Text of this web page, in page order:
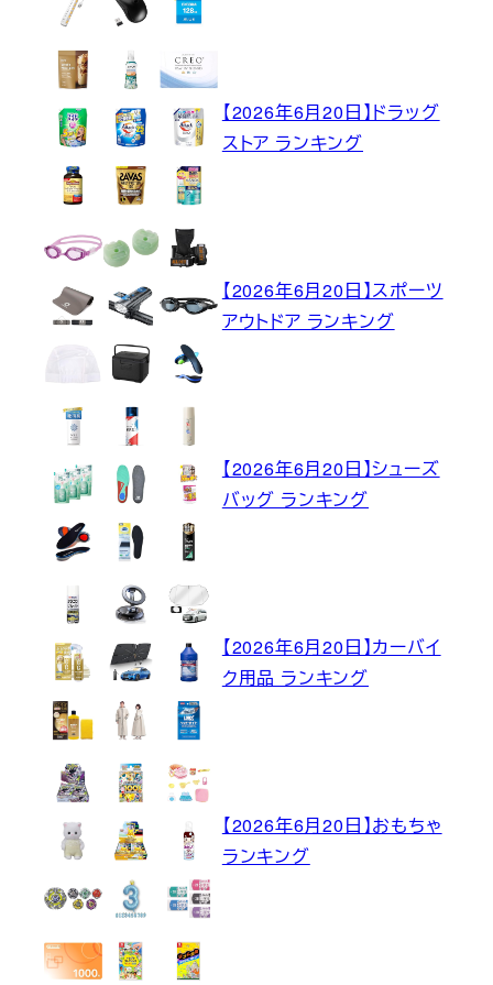
【2026年6月20日】ドラッグ
ストア ランキング
【2026年6月20日】スポーツ
アウトドア ランキング
【2026年6月20日】シューズ
バッグ ランキング
【2026年6月20日】カーバイ
ク用品 ランキング
【2026年6月20日】おもちゃ
ランキング